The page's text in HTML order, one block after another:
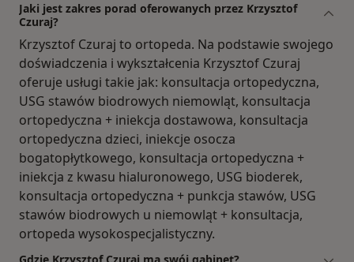
Jaki jest zakres porad oferowanych przez Krzysztof
Czuraj?
Krzysztof Czuraj to ortopeda. Na podstawie swojego
doświadczenia i wykształcenia Krzysztof Czuraj
oferuje usługi takie jak: konsultacja ortopedyczna,
USG stawów biodrowych niemowląt, konsultacja
ortopedyczna + iniekcja dostawowa, konsultacja
ortopedyczna dzieci, iniekcje osocza
bogatopłytkowego, konsultacja ortopedyczna +
iniekcja z kwasu hialuronowego, USG bioderek,
konsultacja ortopedyczna + punkcja stawów, USG
stawów biodrowych u niemowląt + konsultacja,
ortopeda wysokospecjalistyczny.